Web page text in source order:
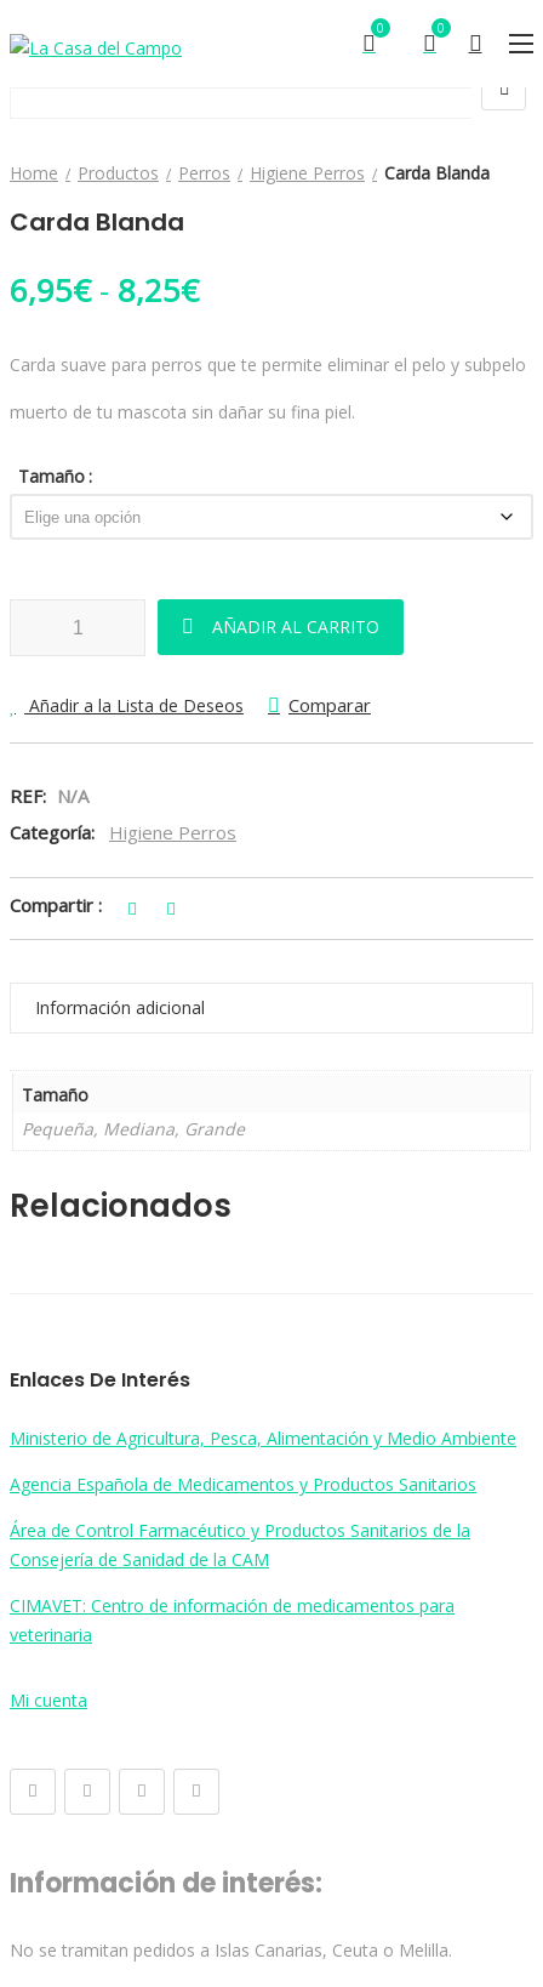
0 0
Home Productos Perros Higiene Perros Carda Blanda
Carda Blanda
6,95€ - 8,25€Rango de precios:
Carda suave para perros que te permite eliminar el pelo y subpelo
muerto de tu mascota sin dañar su fina piel.
Tamaño
AÑADIR AL CARRITO
Añadir a la Lista de Deseos Comparar
REF: N/A
Categoría:
Higiene Perros
Compartir :
Información adicional
Tamaño
Pequeña, Mediana, Grande
Relacionados
Enlaces De Interés
Ministerio de Agricultura, Pesca, Alimentación y Medio Ambiente
Agencia Española de Medicamentos y Productos Sanitarios
Área de Control Farmacéutico y Productos Sanitarios de la
Consejería de Sanidad de la CAM
CIMAVET: Centro de información de medicamentos para
veterinaria
Mi cuenta
Información de interés:
No se tramitan pedidos a Islas Canarias, Ceuta o Melilla.